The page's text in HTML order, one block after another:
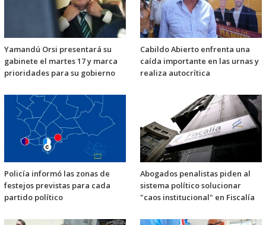
Yamandú Orsi presentará su
gabinete el martes 17 y marca
prioridades para su gobierno
Cabildo Abierto enfrenta una
caída importante en las urnas y
realiza autocrítica
Policía informó las zonas de
festejos previstas para cada
partido político
Abogados penalistas piden al
sistema político solucionar
"caos institucional" en Fiscalía